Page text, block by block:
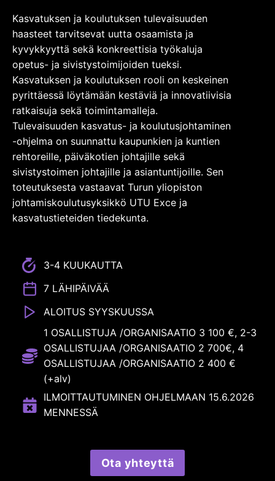
Kasvatuksen ja koulutuksen tulevaisuuden
haasteet tarvitsevat uutta osaamista ja
kyvykkyyttä sekä konkreettisia työkaluja
opetus- ja sivistystoimijoiden tueksi.
Kasvatuksen ja koulutuksen rooli on keskeinen
pyrittäessä löytämään kestäviä ja innovatiivisia
ratkaisuja sekä toimintamalleja.
Tulevaisuuden kasvatus- ja koulutusjohtaminen
-ohjelma on suunnattu kaupunkien ja kuntien
rehtoreille, päiväkotien johtajille sekä
sivistystoimen johtajille ja asiantuntijoille. Sen
toteutuksesta vastaavat Turun yliopiston
johtamiskoulutusyksikkö UTU Exce ja
kasvatustieteiden tiedekunta.
3-4 KUUKAUTTA
7 LÄHIPÄIVÄÄ
ALOITUS SYYSKUUSSA
1 OSALLISTUJA /ORGANISAATIO 3 100 €, 2-3
OSALLISTUJAA /ORGANISAATIO 2 700€, 4
OSALLISTUJAA /ORGANISAATIO 2 400 €
(+alv)
ILMOITTAUTUMINEN OHJELMAAN 15.6.2026
MENNESSÄ
Ota yhteyttä